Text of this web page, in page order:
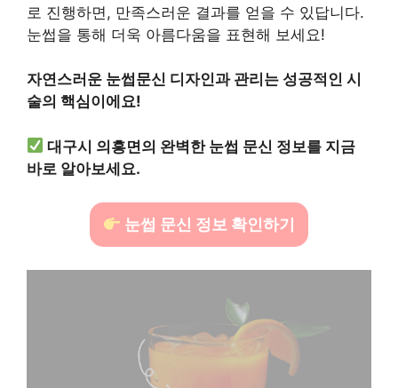
로 진행하면, 만족스러운 결과를 얻을 수 있답니다.
눈썹을 통해 더욱 아름다움을 표현해 보세요!
자연스러운 눈썹문신 디자인과 관리는 성공적인 시
술의 핵심이에요!
대구시 의흥면의 완벽한 눈썹 문신 정보를 지금
바로 알아보세요.
눈썹 문신 정보 확인하기